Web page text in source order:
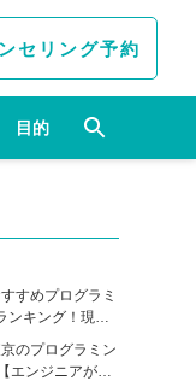
セリング予約
目的
すめプログラミ
ンキング！現役
人気プログラミ
表あり
のプログラミン
エンジニアが厳